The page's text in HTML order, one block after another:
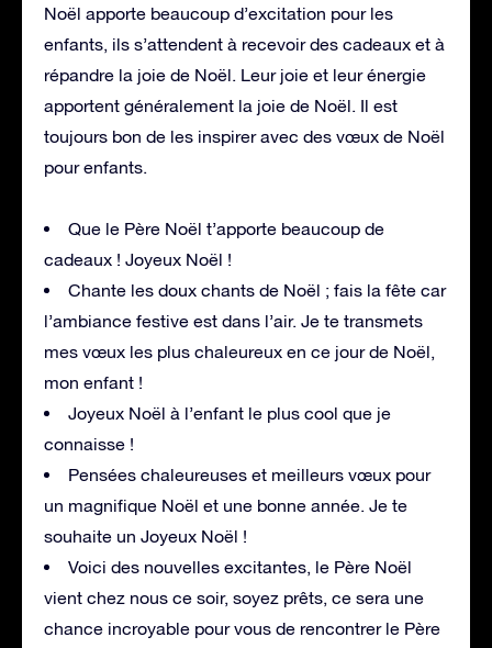
Noël apporte beaucoup d’excitation pour les
enfants, ils s’attendent à recevoir des cadeaux et à
répandre la joie de Noël. Leur joie et leur énergie
apportent généralement la joie de Noël. Il est
toujours bon de les inspirer avec des vœux de Noël
pour enfants.
Que le Père Noël t’apporte beaucoup de
cadeaux ! Joyeux Noël !
Chante les doux chants de Noël ; fais la fête car
l’ambiance festive est dans l’air. Je te transmets
mes vœux les plus chaleureux en ce jour de Noël,
mon enfant !
Joyeux Noël à l’enfant le plus cool que je
connaisse !
Pensées chaleureuses et meilleurs vœux pour
un magnifique Noël et une bonne année. Je te
souhaite un Joyeux Noël !
Voici des nouvelles excitantes, le Père Noël
vient chez nous ce soir, soyez prêts, ce sera une
chance incroyable pour vous de rencontrer le Père